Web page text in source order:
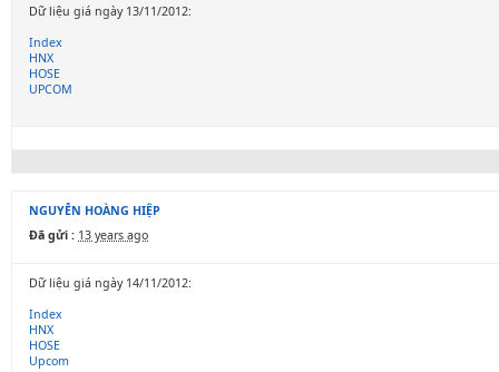
Dữ liệu giá ngày 13/11/2012:
Index
HNX
HOSE
UPCOM
NGUYỄN HOÀNG HIỆP
Đã gửi : 13 years ago
Dữ liệu giá ngày 14/11/2012:
Index
HNX
HOSE
Upcom